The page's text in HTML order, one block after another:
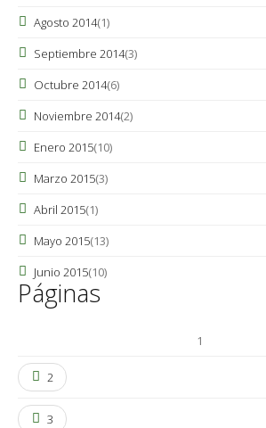
Agosto 2014(1)
Septiembre 2014(3)
Octubre 2014(6)
Noviembre 2014(2)
Enero 2015(10)
Marzo 2015(3)
Abril 2015(1)
Mayo 2015(13)
Junio 2015(10)
Páginas
1
2
3